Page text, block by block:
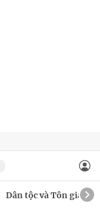
Dân tộc và Tôn giáo